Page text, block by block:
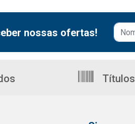
nossas ofertas!
Títulos